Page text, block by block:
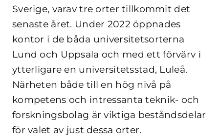
Sverige, varav tre orter tillkommit det
senaste året. Under 2022 öppnades
kontor i de båda universitetsorterna
Lund och Uppsala och med ett förvärv i
ytterligare en universitetsstad, Luleå.
Närheten både till en hög nivå på
kompetens och intressanta teknik- och
forskningsbolag är viktiga beståndsdelar
för valet av just dessa orter.